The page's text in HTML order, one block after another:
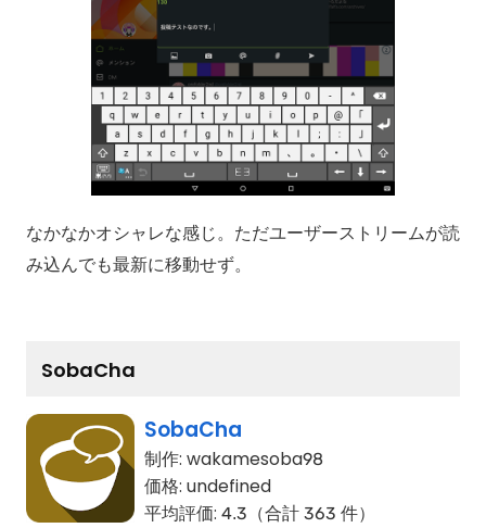
なかなかオシャレな感じ。ただユーザーストリームが読
み込んでも最新に移動せず。
SobaCha
SobaCha
制作: wakamesoba98
価格: undefined
平均評価: 4.3（合計 363 件）